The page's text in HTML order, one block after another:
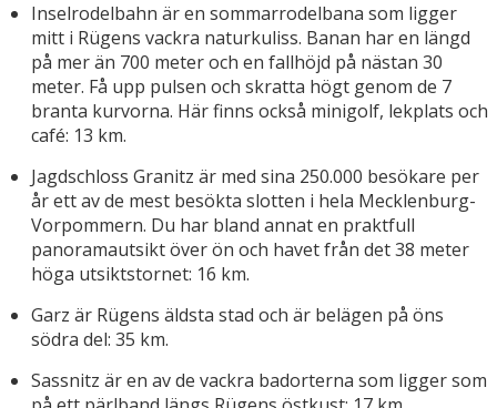
Inselrodelbahn är en sommarrodelbana som ligger
mitt i Rügens vackra naturkuliss. Banan har en längd
på mer än 700 meter och en fallhöjd på nästan 30
meter. Få upp pulsen och skratta högt genom de 7
branta kurvorna. Här finns också minigolf, lekplats och
café: 13 km.
Jagdschloss Granitz är med sina 250.000 besökare per
år ett av de mest besökta slotten i hela Mecklenburg-
Vorpommern. Du har bland annat en praktfull
panoramautsikt över ön och havet från det 38 meter
höga utsiktstornet: 16 km.
Garz är Rügens äldsta stad och är belägen på öns
södra del: 35 km.
Sassnitz är en av de vackra badorterna som ligger som